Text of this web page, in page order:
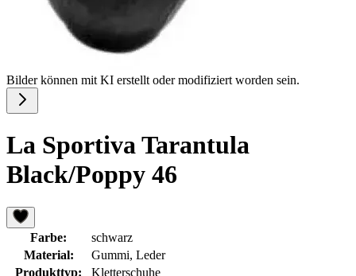
Bilder können mit KI erstellt oder modifiziert worden sein.
La Sportiva Tarantula
Black/Poppy 46
Farbe:
schwarz
Material:
Gummi, Leder
Produkttyp:
Kletterschuhe